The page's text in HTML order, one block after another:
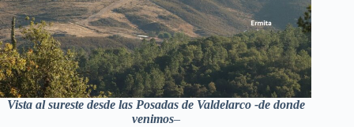
Vista al sureste desde las Posadas de Valdelarco -de donde
venimos–